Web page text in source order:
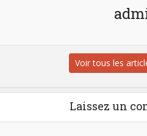
Voir tous les
Laissez un